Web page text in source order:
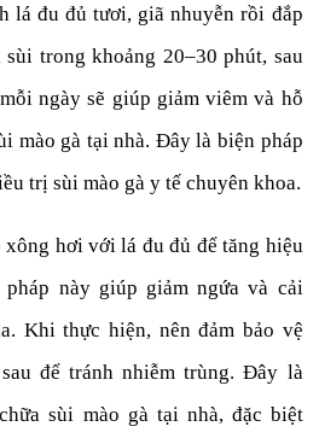
lá đu đủ tươi, giã nhuyễn rồi đắp
trong khoảng 20–30 phút, sau
ngày sẽ giúp giảm viêm và hỗ
mào gà tại nhà. Đây là biện pháp
trị sùi mào gà y tế chuyên khoa.
hơi với lá đu đủ để tăng hiệu
pháp này giúp giảm ngứa và cải
Khi thực hiện, nên đảm bảo vệ
để tránh nhiễm trùng. Đây là
sùi mào gà tại nhà, đặc biệt